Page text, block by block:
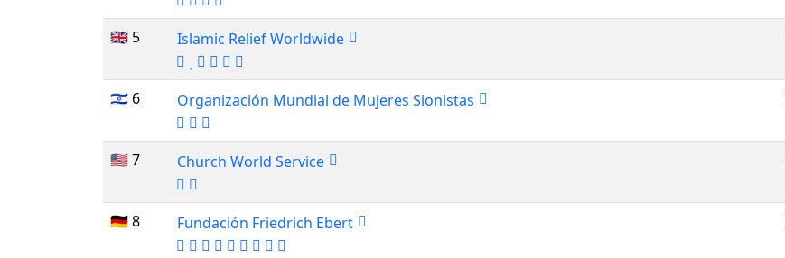
🇬🇧 5 Islamic Relief Worldwide
🇮🇱 6 Organización Mundial de Mujeres Sionistas
🇺🇸 7 Church World Service
🇩🇪 8 Fundación Friedrich Ebert